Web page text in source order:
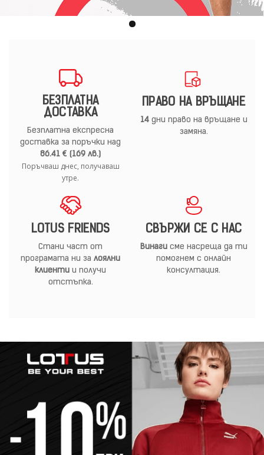
БЕЗПЛАТНА
ДОСТАВКА
Безплатна експресна
доставка за поръчки над
86.41 € (169 лв.)
Поръчваш днес, получаваш
утре.
ПРАВО НА ВРЪЩАНЕ
14дни право на връщане и
замяна.
LOTUS FRIENDS
Стани част от
програмата ни за лоялни
клиенти и получи
отстъпка.
СВЪРЖИ СЕ С НАС
Винагисме насреща да ти
помогнем с онлайн
консултация.